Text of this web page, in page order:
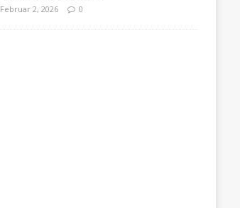
Februar 2, 2026 0